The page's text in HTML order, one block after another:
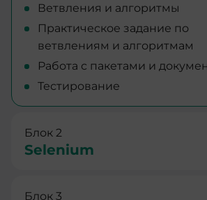
Ветвления и алгоритмы
Практическое задание по
ветвлениям и алгоритмам
Работа с пакетами и
Тестирование
Блок 2
Selenium
Блок 3